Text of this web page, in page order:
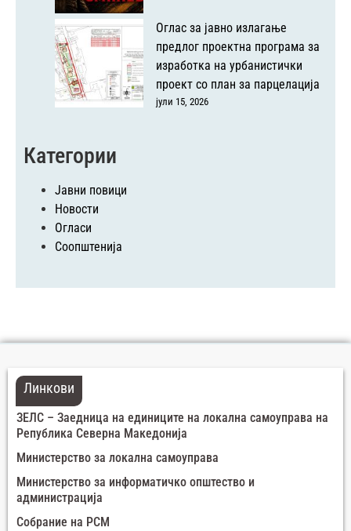
Оглас за јавно излагање
предлог проектна програма за
изработка на урбанистички
проект со план за парцелација
јули 15, 2026
Категории
Јавни повици
Новости
Огласи
Соопштенија
Линкови
ЗЕЛС – Заедница на единиците на локална самоуправа на
Република Северна Македонија
Министерство за локална самоуправа
Министерство за информатичко општество и
администрација
Собрание на РСМ